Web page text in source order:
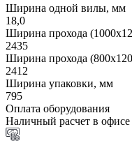
Ширина одной вилы, мм
18,0
Ширина прохода
2435
Ширина прохода
2412
Ширина упаковки, мм
795
Оплата оборудования
Наличный расчет в офисе